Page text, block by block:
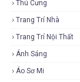
Thú Cưng
Trang Trí Nhà
Trang Trí Nội Thất
Ánh Sáng
Áo Sơ Mi